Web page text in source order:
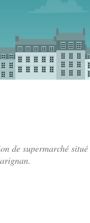
de supermarché situé